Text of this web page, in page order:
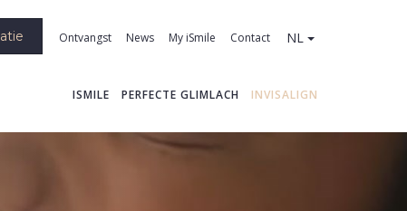
NL
Ontvangst News My iSmile Contact
ISMILE PERFECTE GLIMLACH INVISALIGN